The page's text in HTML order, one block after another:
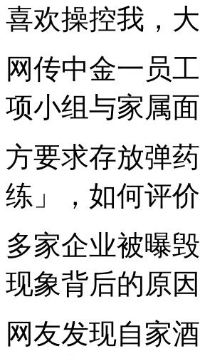
喜欢操控我，
网传中金一员
项小组与家属
方要求存放弹
练」，如何评
多家企业被曝
现象背后的原
网友发现自家